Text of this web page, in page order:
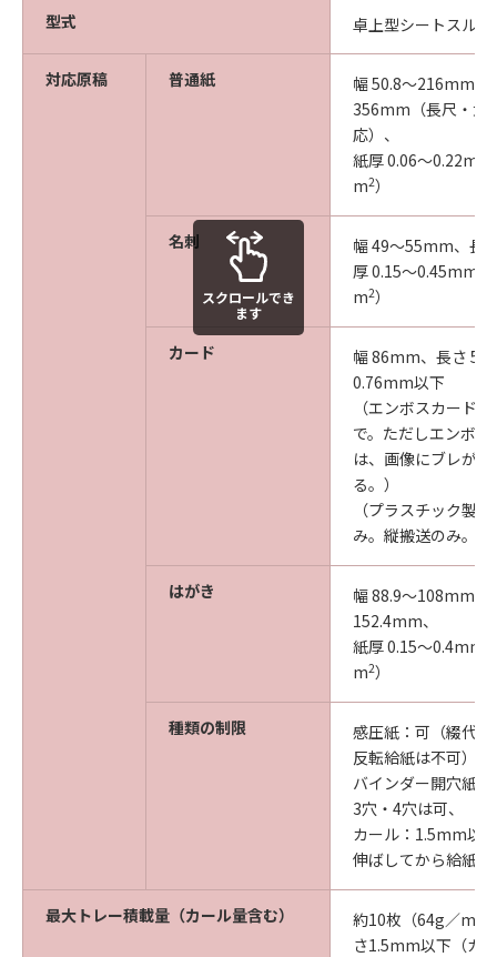
型式 卓上型シートスル
対応原稿 普通紙
幅 50.8～216mm、
356mm（長尺・大
応）、
紙厚 0.06～
m2）
名刺
幅 49～55mm、長
厚 0.15～0.45mm
m2）
カード
幅 86mm、長さ
0.76mm以下
（エンボスカード
で。ただしエンボ
は、画像にブレが
る。）
（プラスチック製
み。縦搬送のみ。）
はがき
幅 88.9～108mm、
152.4mm、
紙厚 0.15～0.4mm
m2）
種類の制限
感圧紙：可（綴代
反転給紙は不可）、
バインダー開穴紙
3穴・4穴は可、
カール：1.5mm以
伸ばしてから給紙の
最大トレー積載量（カール量含む） 約10枚（64g／m
さ1.5mm以下（カ
スクロールでき
ます